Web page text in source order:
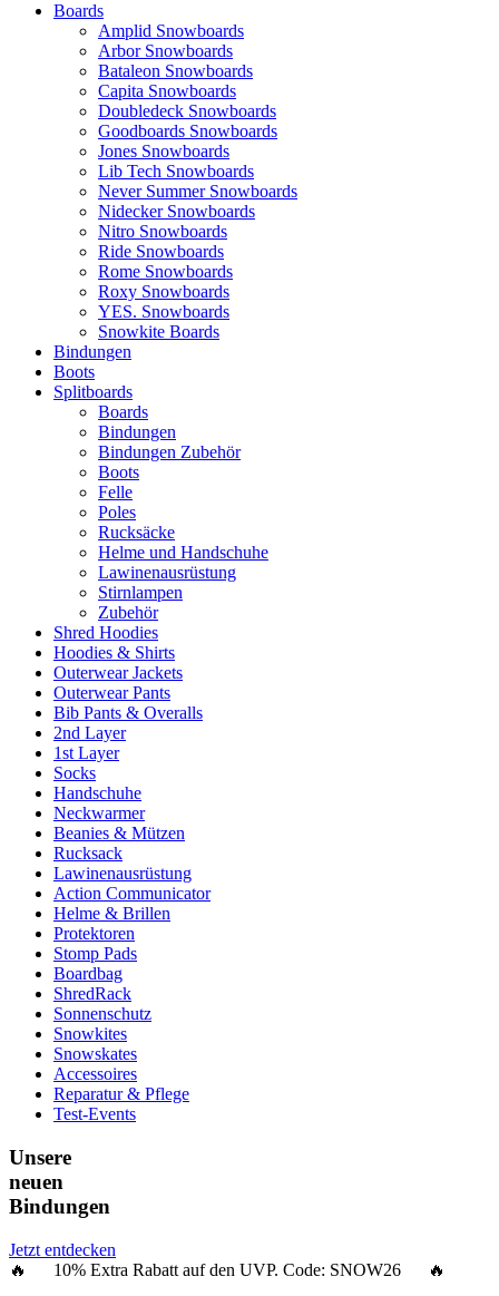
Boards
Amplid Snowboards
Arbor Snowboards
Bataleon Snowboards
Capita Snowboards
Doubledeck Snowboards
Goodboards Snowboards
Jones Snowboards
Lib Tech Snowboards
Never Summer Snowboards
Nidecker Snowboards
Nitro Snowboards
Ride Snowboards
Rome Snowboards
Roxy Snowboards
YES. Snowboards
Snowkite Boards
Bindungen
Boots
Splitboards
Boards
Bindungen
Bindungen Zubehör
Boots
Felle
Poles
Rucksäcke
Helme und Handschuhe
Lawinenausrüstung
Stirnlampen
Zubehör
Shred Hoodies
Hoodies & Shirts
Outerwear Jackets
Outerwear Pants
Bib Pants & Overalls
2nd Layer
1st Layer
Socks
Handschuhe
Neckwarmer
Beanies & Mützen
Rucksack
Lawinenausrüstung
Action Communicator
Helme & Brillen
Protektoren
Stomp Pads
Boardbag
ShredRack
Sonnenschutz
Snowkites
Snowskates
Accessoires
Reparatur & Pflege
Test-Events
Unsere
neuen
Bindungen
Jetzt entdecken
🔥 10% Extra Rabatt auf den UVP. Code: SNOW26 🔥